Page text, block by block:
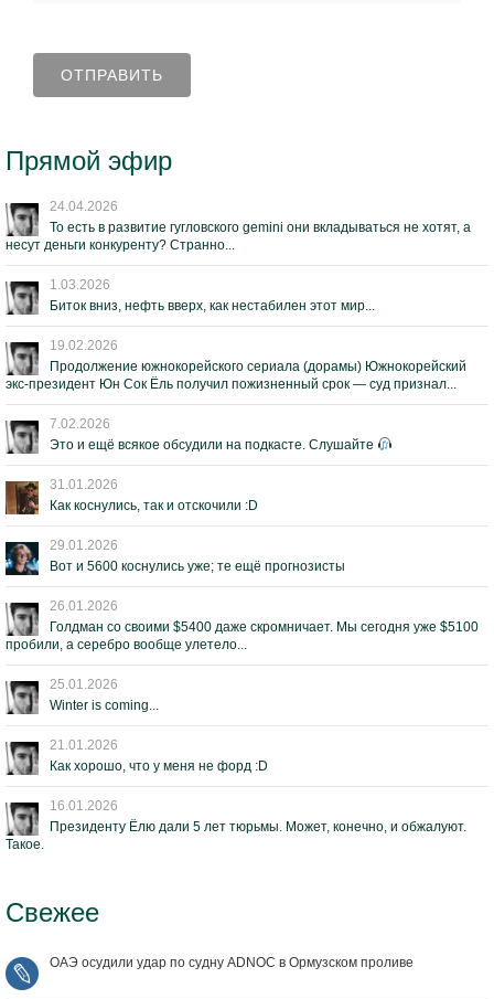
Прямой эфир
24.04.2026
То есть в развитие гугловского gemini они вкладываться не хотят, а
несут деньги конкуренту? Странно...
1.03.2026
Биток вниз, нефть вверх, как нестабилен этот мир...
19.02.2026
Продолжение южнокорейского сериала (дорамы) Южнокорейский
экс-президент Юн Сок Ёль получил пожизненный срок — суд признал...
7.02.2026
Это и ещё всякое обсудили на подкасте. Слушайте
31.01.2026
Как коснулись, так и отскочили :D
29.01.2026
Вот и 5600 коснулись уже; те ещё прогнозисты
26.01.2026
Голдман со своими $5400 даже скромничает. Мы сегодня уже $5100
пробили, а серебро вообще улетело...
25.01.2026
Winter is coming...
21.01.2026
Как хорошо, что у меня не форд :D
16.01.2026
Президенту Ёлю дали 5 лет тюрьмы. Может, конечно, и обжалуют.
Такое.
Свежее
ОАЭ осудили удар по судну ADNOC в Ормузском проливе